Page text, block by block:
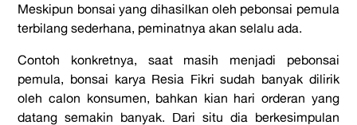
Meskipun bonsai yang dihasilkan oleh pebonsai pemula
terbilang sederhana, peminatnya akan selalu ada.
Contoh konkretnya, saat masih menjadi pebonsai
pemula, bonsai karya Resia Fikri sudah banyak dilirik
oleh calon konsumen, bahkan kian hari orderan yang
datang semakin banyak. Dari situ dia berkesimpulan